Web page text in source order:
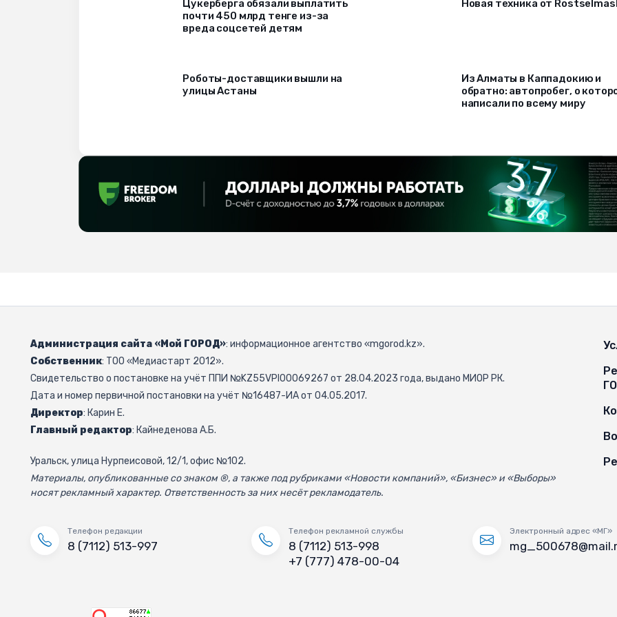
Цукерберга обязали выплатить
почти 450 млрд тенге из-за
вреда соцсетей детям
Новая техника от
Роботы-доставщики вышли на
улицы Астаны
Из Алматы в Каппадокию и
обратно: автопробег, о
написали по всему миру
Администрация сайта «Мой ГОРОД»: информационное агентство «mgorod.kz».
Собственник: ТОО «Медиастарт 2012».
Свидетельство о постановке на учёт ППИ №KZ55VPI00069267 от 28.04.2023 года, выдано МИОР РК.
Дата и номер первичной постановки на учёт №16487-ИА от 04.05.2017.
Директор: Карин Е.
Главный редактор: Кайнеденова А.Б.
Уральск, улица Нурпеисовой, 12/1, офис №102.
Материалы, опубликованные со знаком ®, а также под рубриками «Новости компаний», «Бизнес» и «Выборы»
носят рекламный характер. Ответственность за них несёт рекламодатель.
Телефон редакции
8 (7112) 513-997
Телефон рекламной службы
8 (7112) 513-998
+7 (777) 478-00-04
Электронный адрес «МГ»